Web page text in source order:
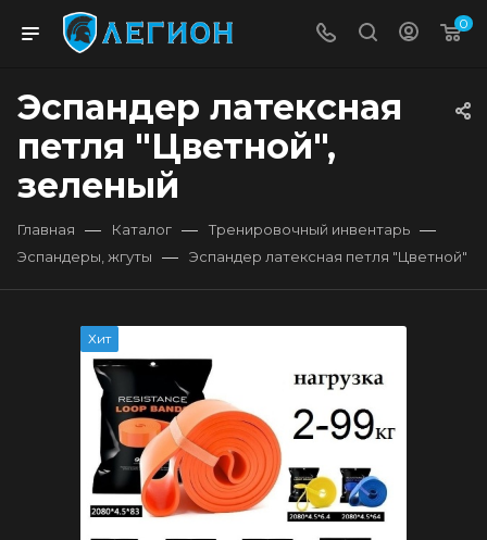
0
Эспандер латексная
петля "Цветной",
зеленый
Главная — Каталог — Тренировочный инвентарь —
Эспандеры, жгуты — Эспандер латексная петля "Цветной"
Хит